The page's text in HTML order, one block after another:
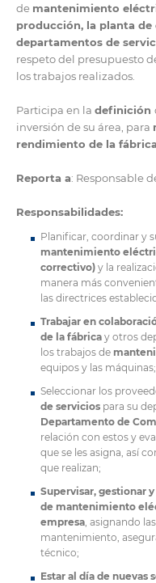
de mantenimiento
producción, la planta
departamentos de
respeto del presupuesto
los trabajos realizados.
Participa en la definición
inversión de su área, para
rendimiento de la
Reporta a: Responsable
Responsabilidades:
Planificar, coordinar y
mantenimiento
correctivo) y la
manera más
las directrices
Trabajar en
de la fábrica y otros
los trabajos de
equipos y las máquinas;
Seleccionar los
de servicios para su
Departamento de
relación con estos y
que se les asigna, así
que realizan;
Supervisar, gestionar
de mantenimiento
empresa , asignando
mantenimiento,
técnico;
Estar al día de nuevas